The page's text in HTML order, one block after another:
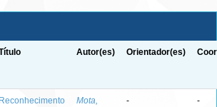
Autor(es) Orientador(es)
Reconhecimento
Mota,
- -